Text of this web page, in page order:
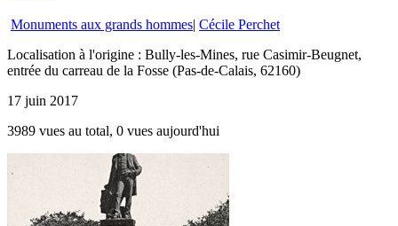
Monuments aux grands hommes| Cécile Perchet
Localisation à l'origine : Bully-les-Mines, rue Casimir-Beugnet,
entrée du carreau de la Fosse (Pas-de-Calais, 62160)
17 juin 2017
3989 vues au total, 0 vues aujourd'hui